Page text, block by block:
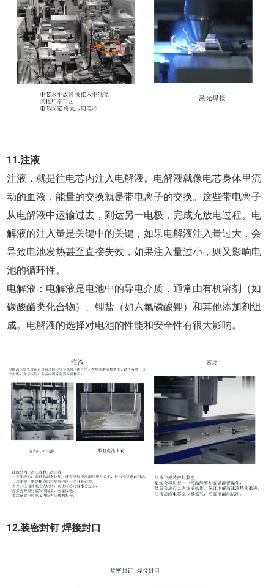
11.注液
注液，就是往电芯内注入电解液。电解液就像电芯身体里流
动的血液，能量的交换就是带电离子的交换。这些带电离子
从电解液中运输过去，到达另一电极，完成充放电过程。电
解液的注入量是关键中的关键，如果电解液注入量过大，会
导致电池发热甚至直接失效，如果注入量过小，则又影响电
池的循环性。
电解液：电解液是电池中的导电介质，通常由有机溶剂（如
碳酸酯类化合物）、锂盐（如六氟磷酸锂）和其他添加剂组
成。电解液的选择对电池的性能和安全性有很大影响。
12.装密封钉 焊接封口